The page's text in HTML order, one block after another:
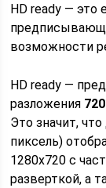
HD ready — это
возможности
HD ready —
разложения
Это значит,
пиксель)
1280х720 с
разверткой, а